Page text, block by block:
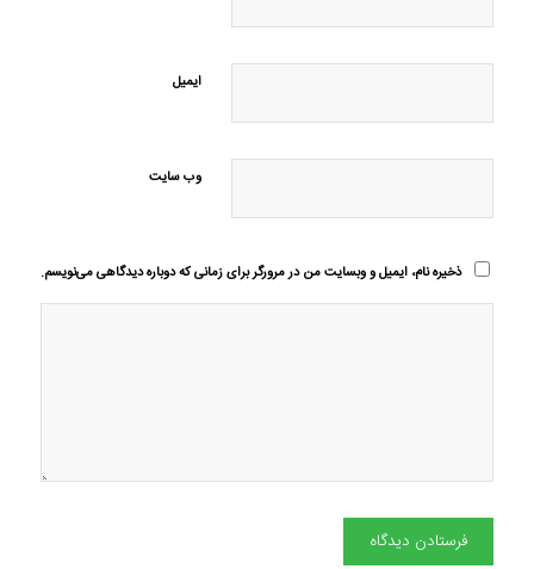
ایمیل
وب‌ سایت
ذخیره نام، ایمیل و وبسایت من در مرورگر برای زمانی که دوباره دیدگاهی می‌نویسم.